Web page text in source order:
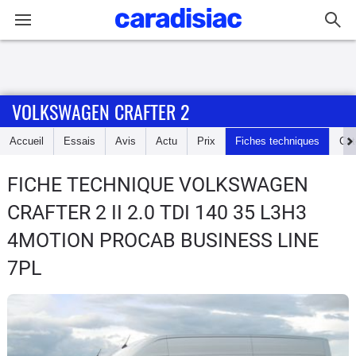
Accueil
Essais
Guide
d'achat
Electriques
Utilitaires
VOLKSWAGEN CRAFTER 2
Accueil Essais Avis Actu Prix Fiches techniques
FICHE TECHNIQUE VOLKSWAGEN
CRAFTER 2 II 2.0 TDI 140 35 L3H3
4MOTION PROCAB BUSINESS LINE
7PL